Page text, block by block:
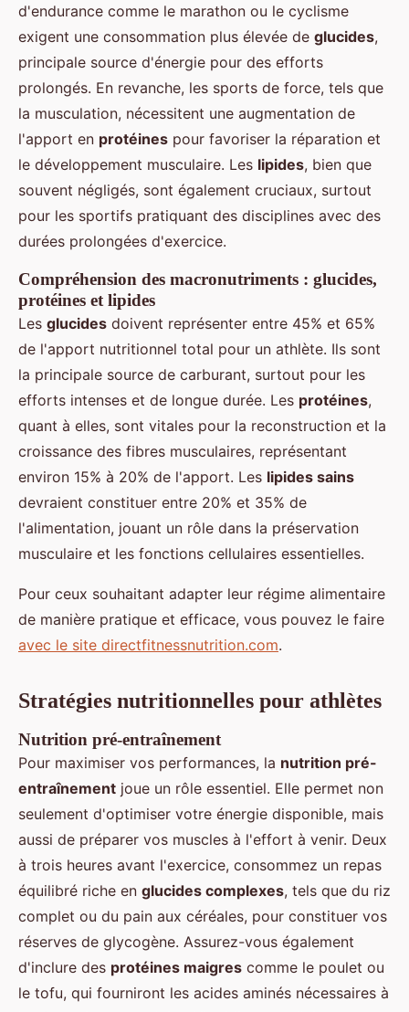
d'endurance comme le marathon ou le cyclisme
exigent une consommation plus élevée de glucides,
principale source d'énergie pour des efforts
prolongés. En revanche, les sports de force, tels que
la musculation, nécessitent une augmentation de
l'apport en protéines pour favoriser la réparation et
le développement musculaire. Les lipides, bien que
souvent négligés, sont également cruciaux, surtout
pour les sportifs pratiquant des disciplines avec des
durées prolongées d'exercice.
Compréhension des macronutriments : glucides,
protéines et lipides
Les glucides doivent représenter entre 45% et 65%
de l'apport nutritionnel total pour un athlète. Ils sont
la principale source de carburant, surtout pour les
efforts intenses et de longue durée. Les protéines,
quant à elles, sont vitales pour la reconstruction et la
croissance des fibres musculaires, représentant
environ 15% à 20% de l'apport. Les lipides sains
devraient constituer entre 20% et 35% de
l'alimentation, jouant un rôle dans la préservation
musculaire et les fonctions cellulaires essentielles.
Pour ceux souhaitant adapter leur régime alimentaire
de manière pratique et efficace, vous pouvez le faire
avec le site directfitnessnutrition.com.
Stratégies nutritionnelles pour athlètes
Nutrition pré-entraînement
Pour maximiser vos performances, la nutrition pré-
entraînement joue un rôle essentiel. Elle permet non
seulement d'optimiser votre énergie disponible, mais
aussi de préparer vos muscles à l'effort à venir. Deux
à trois heures avant l'exercice, consommez un repas
équilibré riche en glucides complexes, tels que du riz
complet ou du pain aux céréales, pour constituer vos
réserves de glycogène. Assurez-vous également
d'inclure des protéines maigres comme le poulet ou
le tofu, qui fourniront les acides aminés nécessaires à